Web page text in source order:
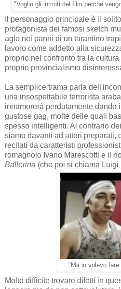
"Voglio gli introiti del film perché
Il personaggio principale è il
protagonista dei famosi sketch
agio nei panni di un tarantino
lavoro come addetto alla
proprio nel confronto tra la
proprio provincialismo
La semplice trama parla
una insospettabile terrorista
innamorerà perdutamente dando
gustose gag, molte delle quali
spesso intelligenti. Al contrario
siamo davanti ad attori preparati,
recitati da caratteristi
romagnolo Ivano Marescotti e il
Ballerina (che poi si chiama Luigi
"Ma io volevo fare
Molto difficile trovare difetti in